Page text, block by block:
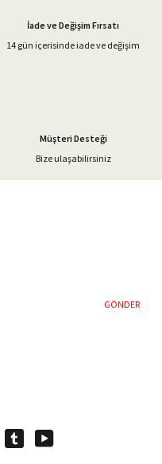
İade ve Değişim Fırsatı
14 gün içerisinde iade ve değişim
Müşteri Desteği
Bize ulaşabilirsiniz
GÖNDER